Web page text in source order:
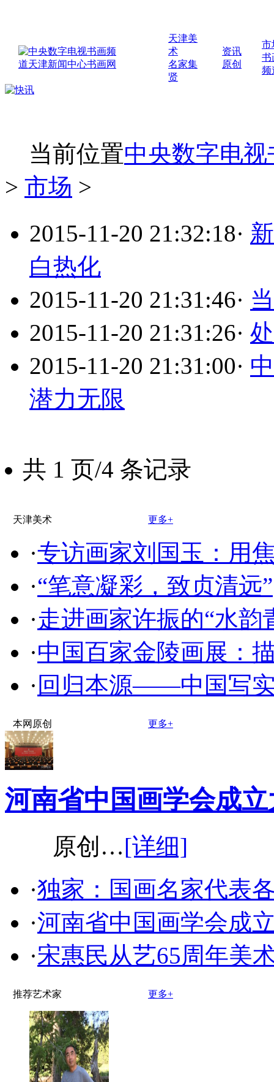
天津美
术
名家集
贤
资讯
原创
市
书
频
当前位置中央数字电
> 市场 >
2015-11-20 21:32:18·
白热化
2015-11-20 21:31:46·
2015-11-20 21:31:26·
2015-11-20 21:31:00·
潜力无限
共 1 页/4 条记录
天津美术 更多+
·专访画家刘国玉：用
·“笔意凝彩，致贞清远”
·走进画家许振的“水韵
·中国百家金陵画展：
· 回归本源——中国写
本网原创 更多+
河南省中国画学会成
原创…[详细]
·独家：国画名家代表
·河南省中国画学会成
·宋惠民从艺65周年美
推荐艺术家 更多+